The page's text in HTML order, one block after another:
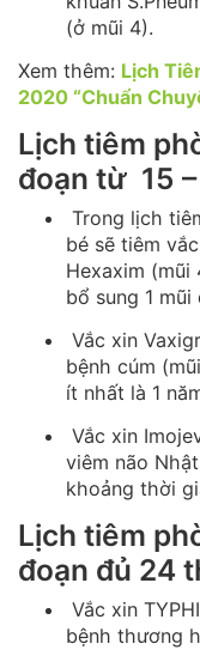
(ở mũi 4).
Xem thêm: Lịch
2020 “Chuẩn
Lịch tiêm
đoạn từ 15
Trong lịch
bé sẽ tiêm
Hexaxim (mũi
bổ sung 1
Vắc xin
bệnh cúm
ít nhất là 1
Vắc xin
viêm não
khoảng thời
Lịch tiêm
đoạn đủ 24
Vắc xin
bệnh thương